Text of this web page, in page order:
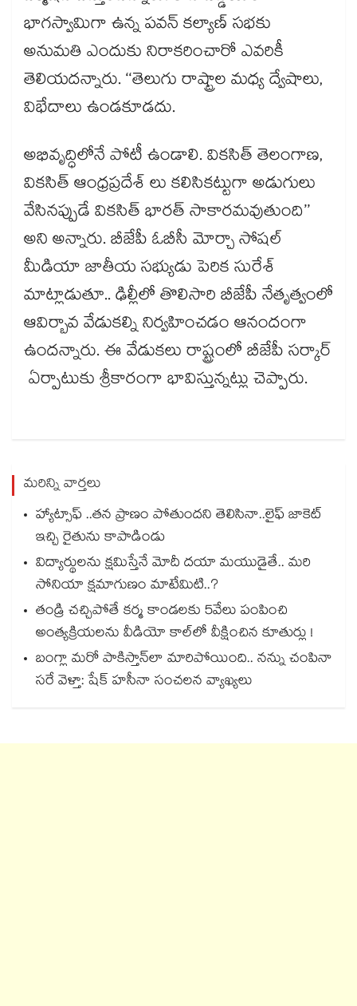
భాగస్వామిగా ఉన్న పవన్ కల్యాణ్ సభకు
అనుమతి ఎందుకు నిరాకరించారో ఎవరికీ
తెలియదన్నారు. ‘‘తెలుగు రాష్ట్రాల మధ్య ద్వేషాలు,
విభేదాలు ఉండకూడదు.
అభివృద్ధిలోనే పోటీ ఉండాలి. వికసిత్ తెలంగాణ,
వికసిత్ ఆంధ్రప్రదేశ్ లు కలిసికట్టుగా అడుగులు
వేసినప్పుడే వికసిత్ భారత్ సాకారమవుతుంది’’
అని అన్నారు. బీజేపీ ఓబీసీ మోర్చా సోషల్
మీడియా జాతీయ సభ్యుడు పెరిక సురేశ్
మాట్లాడుతూ.. ఢిల్లీలో తొలిసారి బీజేపీ నేతృత్వంలో
ఆవిర్బావ వేడుకల్ని నిర్వహించడం ఆనందంగా
ఉందన్నారు. ఈ వేడుకలు రాష్ట్రంలో బీజేపీ సర్కార్
ఏర్పాటుకు శ్రీకారంగా భావిస్తున్నట్లు చెప్పారు.
మరిన్ని వార్తలు
హ్యాట్సాఫ్ ..తన ప్రాణం పోతుందని తెలిసినా..లైఫ్ జాకెట్‌‌‌‌‌‌‌‌
ఇచ్చి రైతును కాపాడిండు
విద్యార్థులను క్షమిస్తేనే మోదీ దయా మయుడైతే.. మరి
సోనియా క్షమాగుణం మాటేమిటి..?
తండ్రి చచ్చిపోతే కర్మ కాండలకు 5వేలు పంపించి
అంత్యక్రియలను వీడియో కాల్⁭లో వీక్షించిన కూతుర్లు !
బంగ్లా మరో పాకిస్తాన్⁭లా మారిపోయింది.. నన్ను చంపినా
సరే వెళ్తా: షేక్ హసీనా సంచలన వ్యాఖ్యలు